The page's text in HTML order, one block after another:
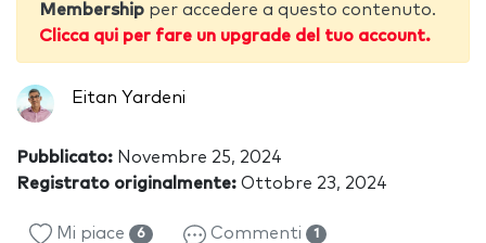
Membership per accedere a questo contenuto.
Clicca qui per fare un upgrade del tuo account.
Eitan Yardeni
Pubblicato: Novembre 25, 2024
Registrato originalmente: Ottobre 23, 2024
Mi piace 6 Commenti 1